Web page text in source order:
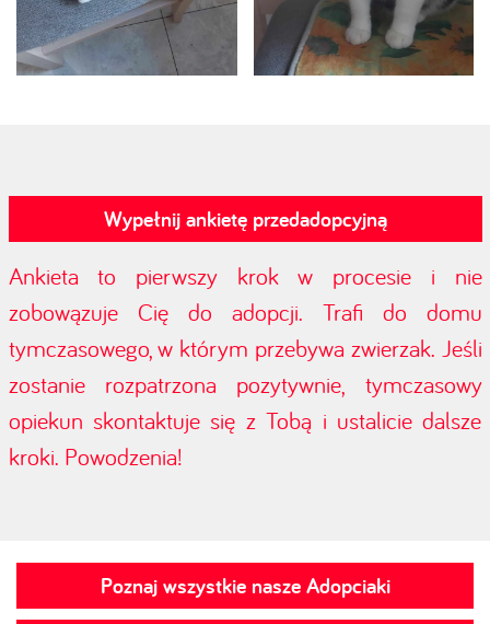
Wypełnij ankietę przedadopcyjną
Ankieta to pierwszy krok w procesie i nie
zobowązuje Cię do adopcji. Trafi do domu
tymczasowego, w którym przebywa zwierzak. Jeśli
zostanie rozpatrzona pozytywnie, tymczasowy
opiekun skontaktuje się z Tobą i ustalicie dalsze
kroki. Powodzenia!
Poznaj wszystkie nasze Adopciaki